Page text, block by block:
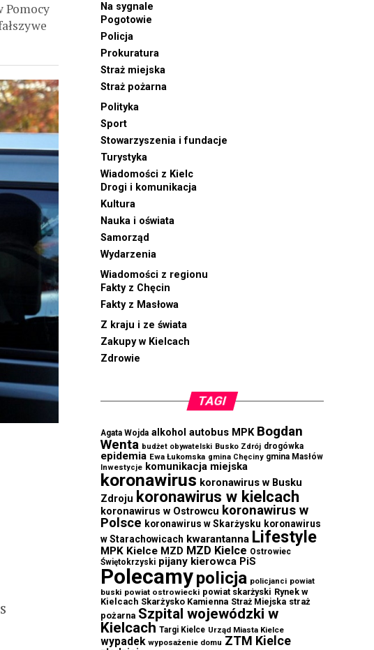
Pomocy
Na sygnale
Pogotowie
Policja
Prokuratura
Straż miejska
Straż pożarna
Polityka
Sport
Stowarzyszenia i fundacje
Turystyka
Wiadomości z Kielc
Drogi i komunikacja
Kultura
Nauka i oświata
Samorząd
Wydarzenia
Wiadomości z regionu
Fakty z Chęcin
Fakty z Masłowa
Z kraju i ze świata
Zakupy w Kielcach
Zdrowie
TAGI
Agata Wojda alkohol autobus MPK Bogdan
Wenta budżet obywatelski Busko Zdrój drogówka
epidemia Ewa Łukomska gmina Chęciny gmina Masłów
Inwestycje komunikacja miejska
koronawirus koronawirus w Busku
Zdroju koronawirus w kielcach
koronawirus w Ostrowcu koronawirus w
Polsce koronawirus w Skarżysku koronawirus
w Starachowicach kwarantanna Lifestyle
MPK Kielce MZD MZD Kielce Ostrowiec
Świętokrzyski pijany kierowca PiS
Polecamypolicja policjanci powiat
buski powiat ostrowiecki powiat skarżyski Rynek w
Kielcach Skarżysko Kamienna Straż Miejska straż
pożarna Szpital wojewódzki w
Kielcach Targi Kielce Urząd Miasta Kielce
wypadek wyposażenie domu ZTM Kielce